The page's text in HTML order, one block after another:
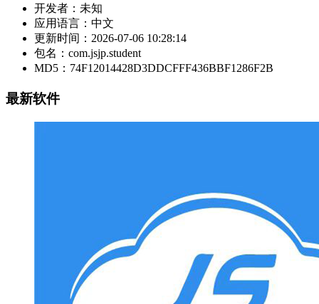
开发者： 未知
应用语言： 中文
更新时间： 2026-07-06 10:28:14
包名： com.jsjp.student
MD5： 74F12014428D3DDCFFF436BBF1286F2B
最新软件